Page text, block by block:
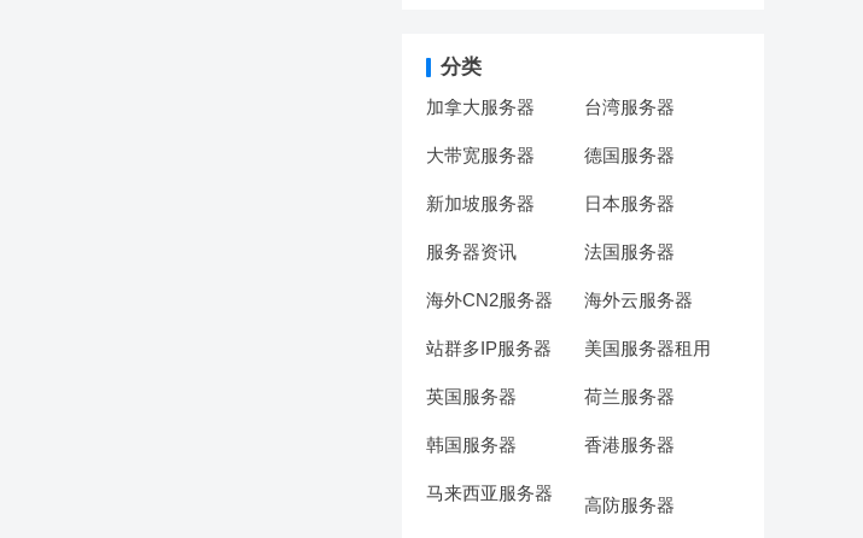
分类
加拿大服务器 台湾服务器
大带宽服务器 德国服务器
新加坡服务器 日本服务器
服务器资讯 法国服务器
海外CN2服务器 海外云服务器
站群多IP服务器 美国服务器租用
英国服务器 荷兰服务器
韩国服务器 香港服务器
马来西亚服务器
高防服务器